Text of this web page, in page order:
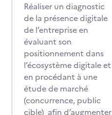
Réaliser un diagnostic
de la présence digitale
de l’entreprise en
évaluant son
positionnement dans
l’écosystème digitale et
en procédant à une
étude de marché
(concurrence, public
cible) afin d’augmenter